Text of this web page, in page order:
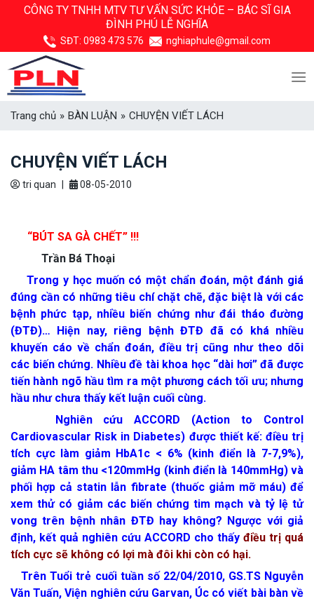
CÔNG TY TNHH MTV TƯ VẤN SỨC KHỎE – BÁC SĨ GIA
ĐÌNH PHÚ LỄ NGHĨA
SĐT: 0983 473 576 nghiaphule@gmail.com
Trang chủ » BÀN LUẬN » CHUYỆN VIẾT LÁCH
CHUYỆN VIẾT LÁCH
tri quan 08-05-2010
“BÚT SA GÀ CHẾT” !!!
Trần Bá Thoại
Trong y học muốn có một chẩn đoán, một đánh giá
đúng cần có những tiêu chí chặt chẽ, đặc biệt là với các
bệnh phức tạp, nhiều biến chứng như đái tháo đường
(ĐTĐ)… Hiện nay, riêng bệnh ĐTĐ đã có khá nhiều
khuyến cáo về chẩn đoán, điều trị cũng như theo dõi
các biến chứng. Nhiều đề tài khoa học “dài hơi” đã được
tiến hành ngõ hầu tìm ra một phương cách tối ưu; nhưng
hầu như chưa thấy kết luận cuối cùng.
Nghiên cứu ACCORD (Action to Control
Cardiovascular Risk in Diabetes) được thiết kế: điều trị
tích cực làm giảm HbA1c < 6% (kinh điển là 7-7,9%),
giảm HA tâm thu <120mmHg (kinh điển là 140mmHg) và
phối hợp cả statin lẫn fibrate (thuốc giảm mỡ máu) để
xem thử có giảm các biến chứng tim mạch và tỷ lệ tử
vong trên bệnh nhân ĐTĐ hay không? Ngược với giả
định, kết quả nghiên cứu ACCORD cho thấy điều trị quá
tích cực sẽ không có lợi mà đôi khi còn có hại.
Trên Tuổi trẻ cuối tuần số 22/04/2010, GS.TS Nguyễn
Văn Tuấn, Viện nghiên cứu Garvan, Úc có viết bài bàn về